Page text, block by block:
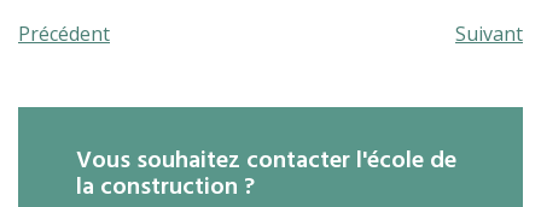
Contact
Portes ouvertes 2026
(Par exemple: un métier ou une formation)
Précédent Suivant
Vous souhaitez contacter l'école de
la construction ?